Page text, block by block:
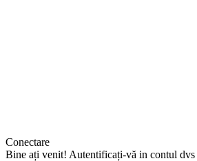
Conectare
Bine ați venit! Autentificați-vă in contul dvs